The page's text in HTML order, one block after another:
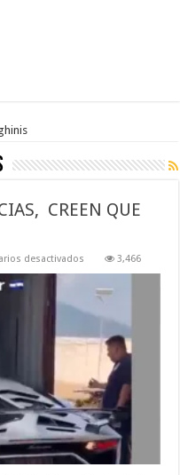
CREEN QUE
desactivados
TIPO
NOTICIAS,
QUE
SALVADOR
BIEN
3,466